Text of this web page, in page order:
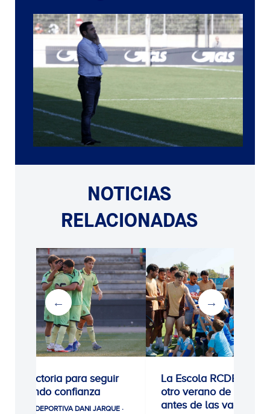
NOTICIAS
RELACIONADAS
0-1: Victoria para seguir
cogiendo confianza
CIUDAD DEPORTIVA DANI JARQUE ·
La Escola RCDE cierra
otro verano de récord
antes de las